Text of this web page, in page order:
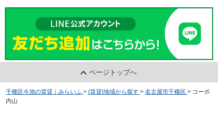
ページトップへ
千種区今池の賃貸｜みらいふ > (賃貸)地域から探す > 名古屋市千種区 > コーポ
内山